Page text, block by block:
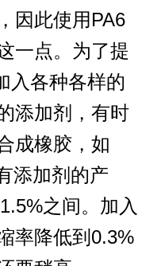
因此使用PA6
一点。为了提
入各种各样的
添加剂，有时
成橡胶，如
添加剂的产
之间。加入
率降低到0.3%